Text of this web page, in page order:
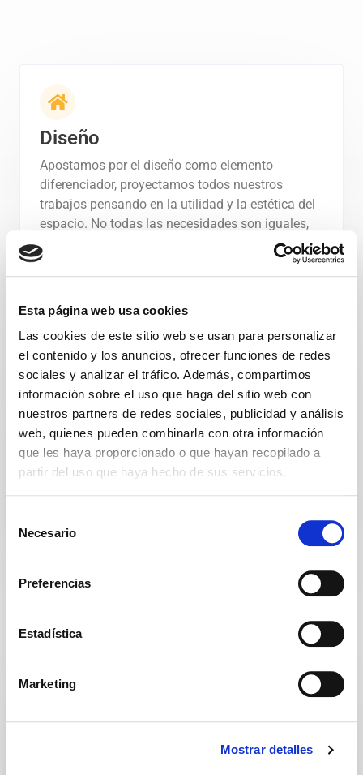
Esta página web usa cookies
Las cookies de este sitio web se usan para personalizar
el contenido y los anuncios, ofrecer funciones de redes
sociales y analizar el tráfico. Además, compartimos
información sobre el uso que haga del sitio web con
nuestros partners de redes sociales, publicidad y análisis
web, quienes pueden combinarla con otra información
que les haya proporcionado o que hayan recopilado a
partir del uso que haya hecho de sus servicios.
Necesario
Preferencias
Estadística
Marketing
Mostrar detalles
Diseño
Apostamos por el diseño como elemento
diferenciador, proyectamos todos nuestros
trabajos pensando en la utilidad y la estética del
espacio. No todas las necesidades son iguales,
por eso nuestros diseños son únicos.
Excelencia
La excelencia es lo más importante para
nosotros, la perseguimos en cada trabajo para
garantizar tu satisfacción como cliente y nuestra